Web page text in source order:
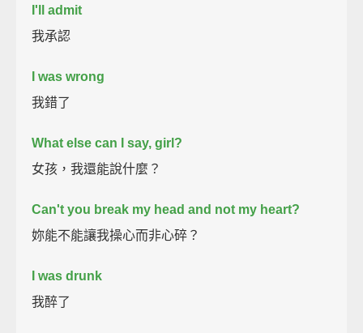
I'll admit
我承認
I was wrong
我錯了
What else can I say, girl?
女孩，我還能說什麼？
Can't you break my head and not my heart?
妳能不能讓我操心而非心碎？
I was drunk
我醉了